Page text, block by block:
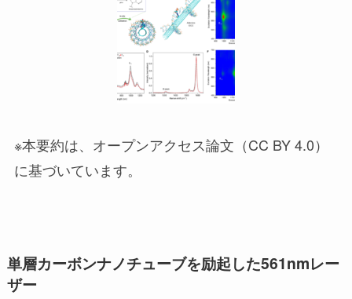
※本要約は、オープンアクセス論文（CC BY 4.0）
に基づいています。
単層カーボンナノチューブを励起した561nmレー
ザー